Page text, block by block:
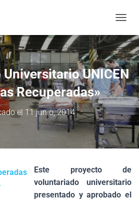
herramientas
UNICEN
Recuperadas»
el 11 junio, 2014
Este proyecto de
voluntariado universitario
presentado y aprobado el